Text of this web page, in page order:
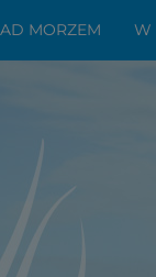
MORZEM W